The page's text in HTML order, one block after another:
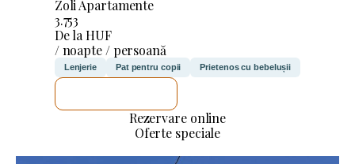
Zoli Apartamente
3.753
De la HUF
/ noapte / persoană
Lenjerie Pat pentru copii Prietenos cu bebelușii
Rezervare online
Oferte speciale